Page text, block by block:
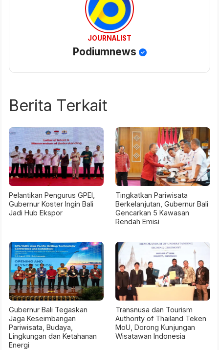
JOURNALIST
Podiumnews
Berita Terkait
Pelantikan Pengurus GPEI,
Gubernur Koster Ingin Bali
Jadi Hub Ekspor
Tingkatkan Pariwisata
Berkelanjutan, Gubernur Bali
Gencarkan 5 Kawasan
Rendah Emisi
Gubernur Bali Tegaskan
Jaga Keseimbangan
Pariwisata, Budaya,
Lingkungan dan Ketahanan
Energi
Transnusa dan Tourism
Authority of Thailand Teken
MoU, Dorong Kunjungan
Wisatawan Indonesia